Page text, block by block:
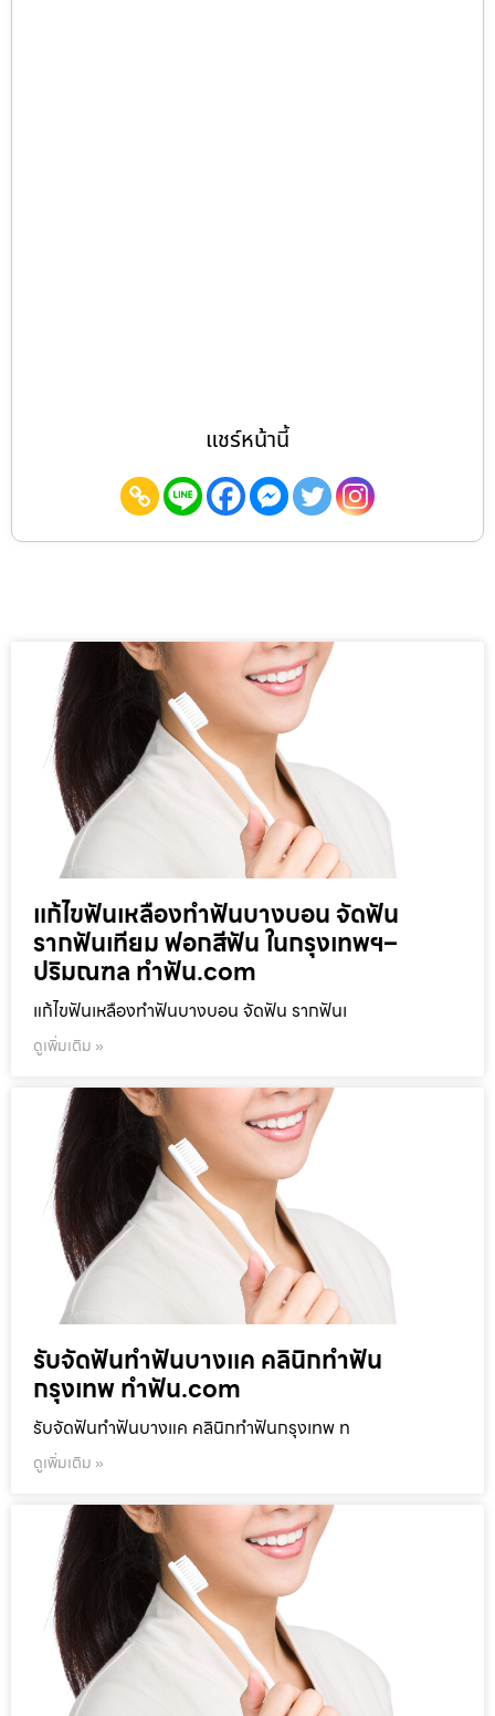
แชร์หน้านี้
แก้ไขฟันเหลืองทำฟันบางบอน จัดฟัน
รากฟันเทียม ฟอกสีฟัน ในกรุงเทพฯ–
ปริมณฑล ทำฟัน.com
แก้ไขฟันเหลืองทำฟันบางบอน จัดฟัน รากฟันเ
ดูเพิ่มเติม »
รับจัดฟันทำฟันบางแค คลินิกทำฟัน
กรุงเทพ ทำฟัน.com
รับจัดฟันทำฟันบางแค คลินิกทำฟันกรุงเทพ ท
ดูเพิ่มเติม »